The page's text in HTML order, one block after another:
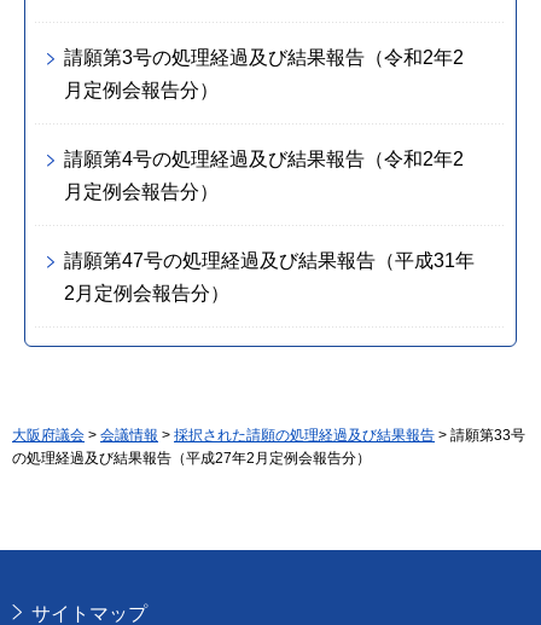
請願第3号の処理経過及び結果報告（令和2年2
月定例会報告分）
請願第4号の処理経過及び結果報告（令和2年2
月定例会報告分）
請願第47号の処理経過及び結果報告（平成31年
2月定例会報告分）
大阪府議会 > 会議情報 > 採択された請願の処理経過及び結果報告 > 請願第33号
の処理経過及び結果報告（平成27年2月定例会報告分）
サイトマップ